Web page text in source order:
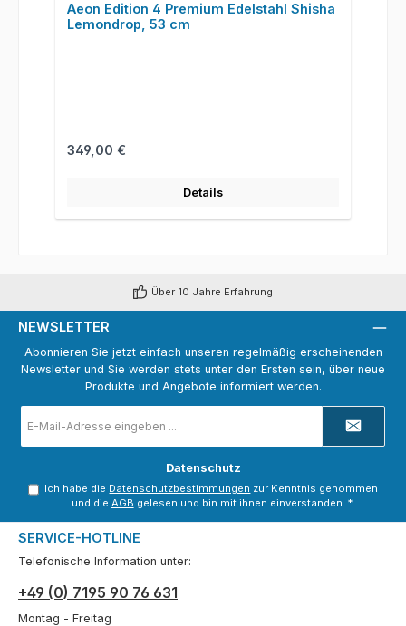
Aeon Edition 4 Premium Edelstahl Shisha
Lemondrop, 53 cm
Regulärer Preis:
349,00 €
Details
Über 10 Jahre Erfahrung
NEWSLETTER
Abonnieren Sie jetzt einfach unseren regelmäßig erscheinenden
Newsletter und Sie werden stets unter den Ersten sein, über neue
Produkte und Angebote informiert werden.
Mail-
Adresse
Datenschutz
Ich habe die Datenschutzbestimmungen zur Kenntnis genommen
und die AGB gelesen und bin mit ihnen einverstanden. *
SERVICE-HOTLINE
Telefonische Information unter:
+49 (0) 7195 90 76 631
Montag - Freitag